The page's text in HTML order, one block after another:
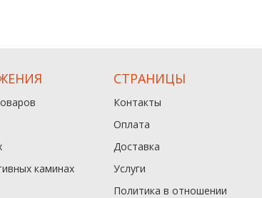
каминах
СТРАНИЦЫ
Контакты
Оплата
Доставка
Услуги
Политика в отношении